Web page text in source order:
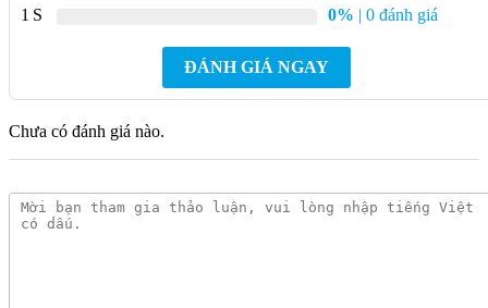
MW8207B-180 Đặt Sàn
Thiết kế hiện đại, sang trọng:Bồn tắm đặt sàn với kiểu
dáng thanh lịch, phù hợp với mọi không gian phòng tắm.
1
0% | 0 đánh giá
ĐÁNH GIÁ NGAY
Chưa có đánh giá nào.